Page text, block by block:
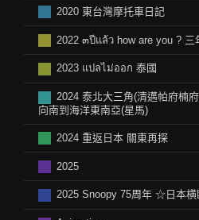
2020 東台灣摩托車日記
2022 ๓ปีแล้ว how are you ? 三
2023 แปลไม่ออก 泰國
2024 泰北大三角(清邁帕府楠
向南到海洋東南亞(星馬)
2024 重返日本 關東再探
2025
2025 Snoopy 75周年 ☆日本